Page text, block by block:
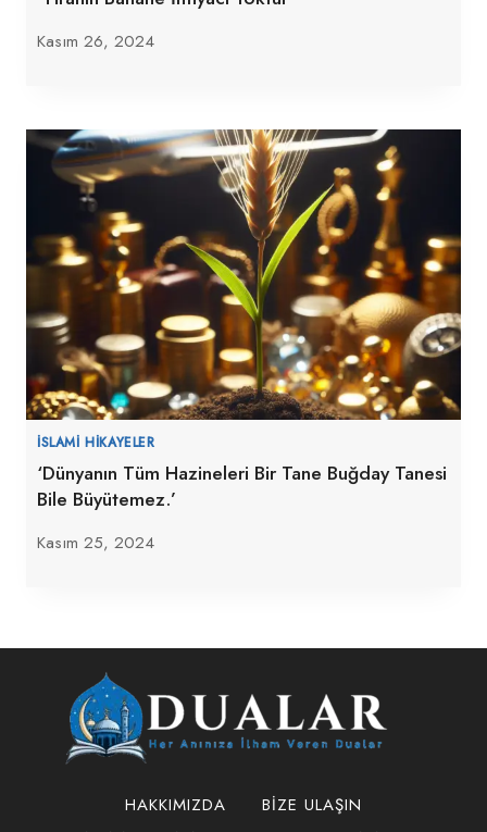
Kasım 26, 2024
İSLAMI HIKAYELER
‘Dünyanın Tüm Hazineleri Bir Tane Buğday Tanesi
Bile Büyütemez.’
Kasım 25, 2024
HAKKIMIZDA
BIZE ULAŞIN